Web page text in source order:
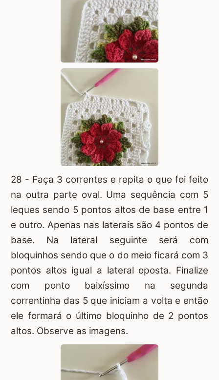
28 - Faça 3 correntes e repita o que foi feito
na outra parte oval. Uma sequência com 5
leques sendo 5 pontos altos de base entre 1
e outro. Apenas nas laterais são 4 pontos de
base. Na lateral seguinte será com
bloquinhos sendo que o do meio ficará com 3
pontos altos igual a lateral oposta. Finalize
com ponto baixíssimo na segunda
correntinha das 5 que iniciam a volta e então
ele formará o último bloquinho de 2 pontos
altos. Observe as imagens.